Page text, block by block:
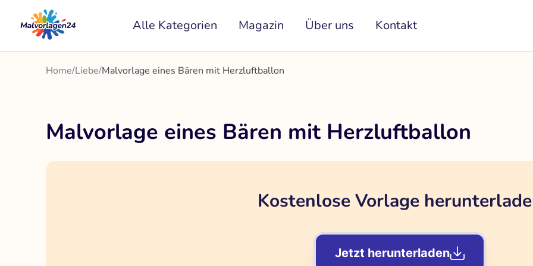
Inhalt
springen
Alle Kategorien Magazin Über uns Kontakt
Home/Liebe/Malvorlage eines Bären mit Herzluftballon
Malvorlage eines Bären mit Herzluftballon
Kostenlose Vorlage
Jetzt herunterladen